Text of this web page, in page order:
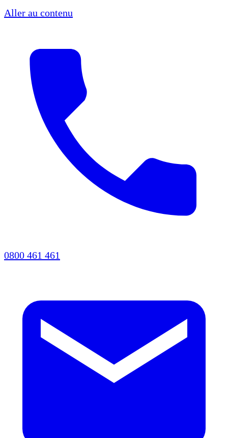
Aller au contenu
0800 461 461